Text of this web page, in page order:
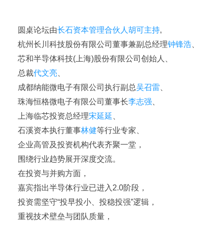
圆桌论坛由长石资本管理合伙人胡可主持,
杭州长川科技股份有限公司董事兼副总经理钟锋浩、
芯和半导体科技(上海)股份有限公司创始人、
总裁代文亮、
成都纳能微电子有限公司执行副总吴召雷
珠海恒格微电子有限公司董事长李志强
上海临芯投资总经理宋延延
石溪资本执行董事林健等行业专家、
企业高管及投资机构代表齐聚一堂，
围绕行业趋势展开深度交流。
在投资与并购方面，
嘉宾指出半导体行业已进入2.0阶段，
投资需坚守“投早投小、投稳投强”逻辑，
重视技术壁垒与团队质量，